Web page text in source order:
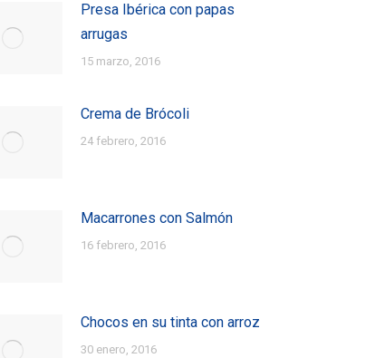
Presa Ibérica con papas
arrugas
15 marzo, 2016
Crema de Brócoli
24 febrero, 2016
Macarrones con Salmón
16 febrero, 2016
Chocos en su tinta con arroz
30 enero, 2016